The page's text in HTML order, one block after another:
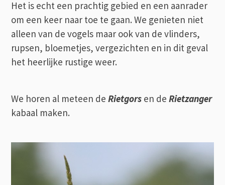
Het is echt een prachtig gebied en een aanrader
om een keer naar toe te gaan. We genieten niet
alleen van de vogels maar ook van de vlinders,
rupsen, bloemetjes, vergezichten en in dit geval
het heerlijke rustige weer.
We horen al meteen deRietgors en deRietzanger
kabaal maken.